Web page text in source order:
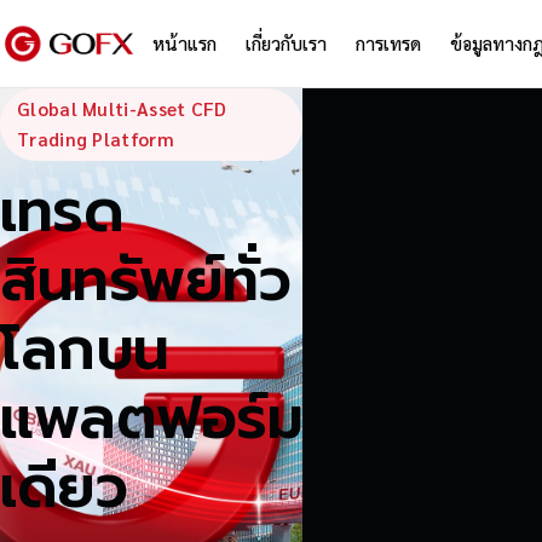
หน้าแรก เกี่ยวกับเรา การเทรด ข้อมูลทางก
GoFX —
Global Multi-Asset CFD
Trading Platform
เทรด
สินทรัพย์ทั่ว
โลกบน
แพลตฟอร์ม
เดียว